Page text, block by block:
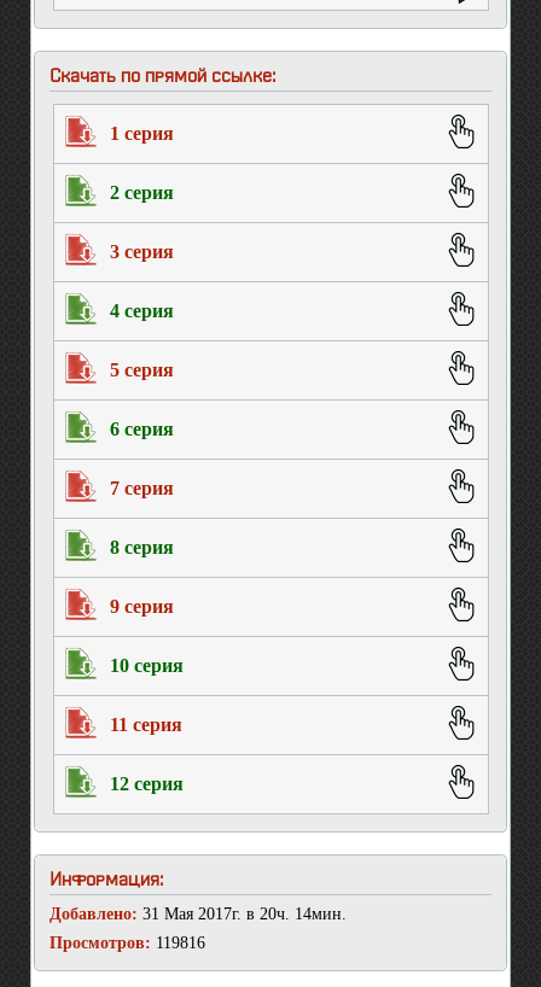
Скачать по прямой ссылке:
1 серия
2 серия
3 серия
4 серия
5 серия
6 серия
7 серия
8 серия
9 серия
10 серия
11 серия
12 серия
Информация:
Добавлено: 31 Мая 2017г. в 20ч. 14мин.
Просмотров: 119816